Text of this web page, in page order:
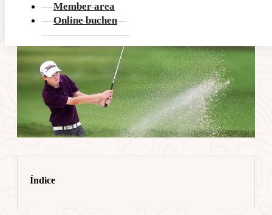
Member area
Online buchen
Índice